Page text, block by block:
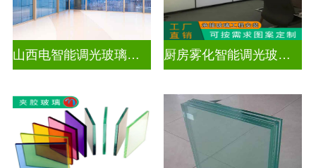
山西电智能调光玻璃厂家地址 厨房雾化智能调光玻璃有用吗